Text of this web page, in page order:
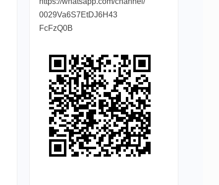
0029Va6S7EtDJ6H43
FcFzQ0B